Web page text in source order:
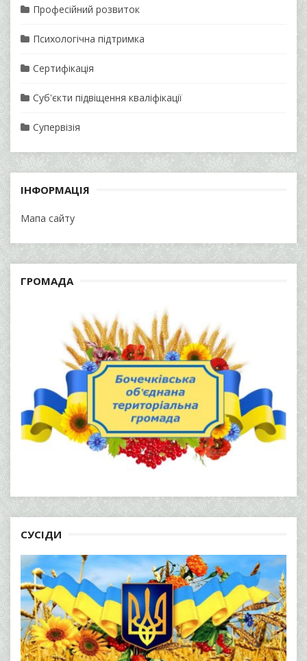
Професійний розвиток
Психологічна підтримка
Сертифікація
Суб'єкти підвіщення кваліфікації
Супервізія
ІНФОРМАЦІЯ
Мапа сайту
ГРОМАДА
СУСІДИ